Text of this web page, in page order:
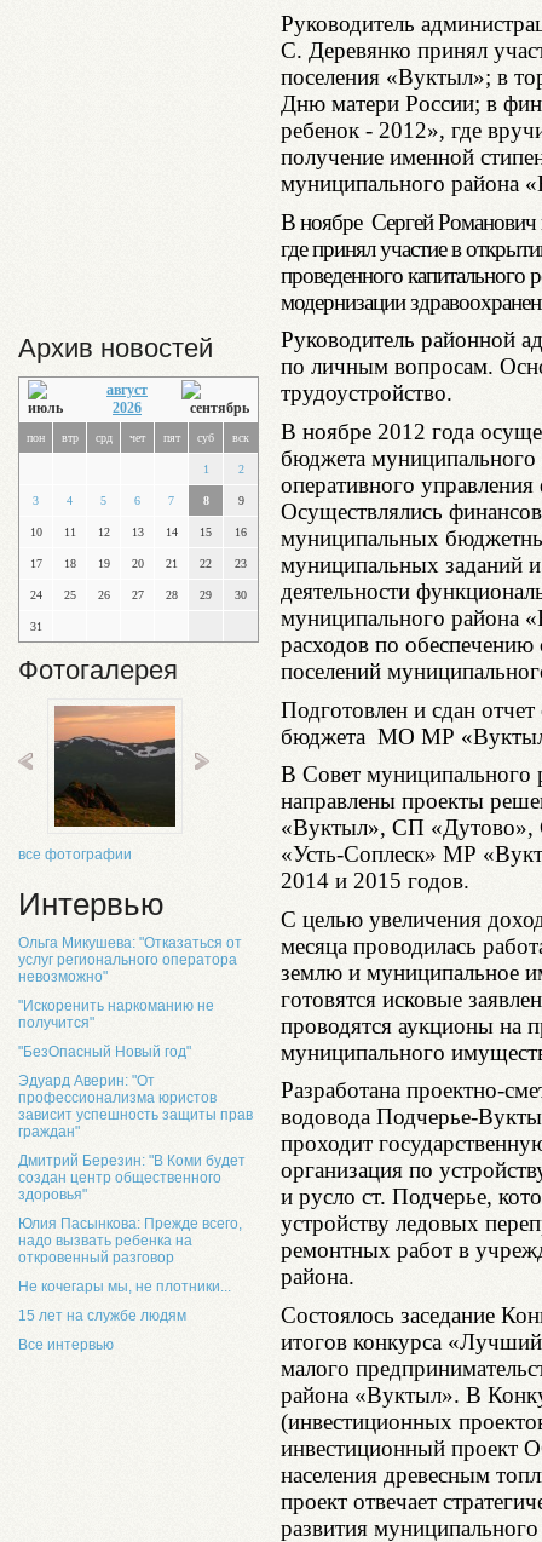
Архив новостей
август
2026
пон втр срд чет пят суб вск
1 2
3 4 5 6 7 8 9
10 11 12 13 14 15 16
17 18 19 20 21 22 23
24 25 26 27 28 29 30
31
Фотогалерея
все фотографии
Интервью
Ольга Микушева: "Отказаться от
услуг регионального оператора
невозможно"
"Искоренить наркоманию не
получится"
"БезОпасный Новый год"
Эдуард Аверин: "От
профессионализма юристов
зависит успешность защиты прав
граждан"
Дмитрий Березин: "В Коми будет
создан центр общественного
здоровья"
Юлия Пасынкова: Прежде всего,
надо вызвать ребенка на
откровенный разговор
Не кочегары мы, не плотники...
15 лет на службе людям
Все интервью
Руководитель
С. Деревянко принял
поселения «Вуктыл»; в
Дню матери России; в
ребенок - 2012», где
получение именной
муниципального района
В ноябре Сергей Романович
где принял участие в
проведенного
модернизации
Руководитель районной
по личным вопросам.
трудоустройство.
В ноябре 2012 года
бюджета
оперативного
Осуществлялись
муниципальных
муниципальных заданий
деятельности
муниципального района
расходов по
поселений
Подготовлен и сдан
бюджета МО МР
В Совет муниципального
направлены проекты
«Вуктыл», СП
«Усть-Соплеск» МР
2014 и 2015 годов.
С целью увеличения
месяца проводилась
землю и муниципальное
готовятся исковые
проводятся аукционы на
муниципального
Разработана проектно-
водовода Подчерье-
проходит
организация по
и русло ст. Подчерье,
устройству ледовых
ремонтных работ в
района.
Состоялось заседание
итогов конкурса
малого
района «Вуктыл». В
(инвестиционных
инвестиционный проект
населения древесным
проект отвечает
развития